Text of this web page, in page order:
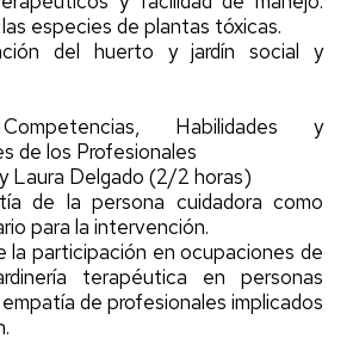
especies de plantas tóxicas.
del huerto y jardín social y
Habilidades y
de los Profesionales
Laura Delgado (2/2 horas)
de la persona cuidadora como
para la intervención.
la participación en ocupaciones de
terapéutica en personas
de profesionales implicados